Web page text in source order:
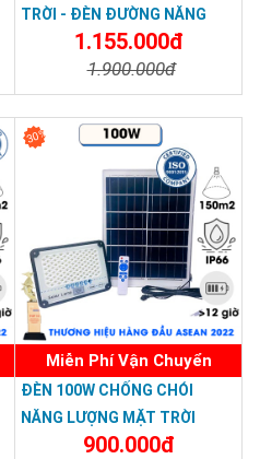
TRỜI - ĐÈN ĐƯỜNG NĂNG
LƯỢNG MẶT TRỜI 200W -
Solar Light 200W
1.155.000đ
1.900.000đ
30%
Miễn Phí Vận Chuyển
ĐÈN 100W CHỐNG CHÓI
NĂNG LƯỢNG MẶT TRỜI
KUNGFU SOLAR - Solar Light
900.000đ